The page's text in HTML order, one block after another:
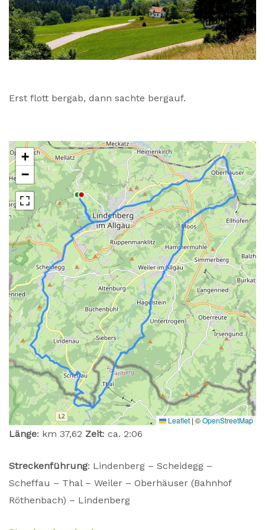
Erst flott bergab, dann sachte bergauf.
+
−
Leaflet | ©OpenStreetMap
Länge: km 37,62 Zeit: ca. 2:06
Streckenführung: Lindenberg – Scheidegg –
Scheffau – Thal – Weiler – Oberhäuser (Bahnhof
Röthenbach) – Lindenberg